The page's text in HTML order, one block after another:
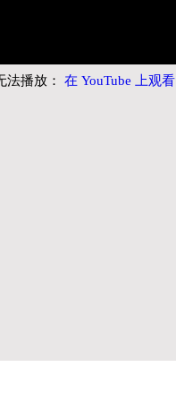
法播放： 在 YouTube 上观看